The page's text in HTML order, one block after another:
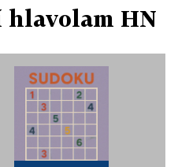
hlavolam HN